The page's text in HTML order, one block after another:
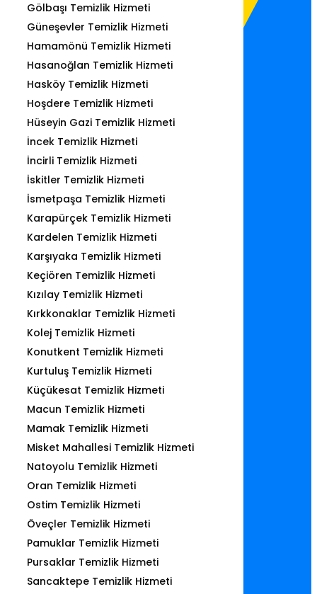
Gölbaşı Temizlik Hizmeti
Güneşevler Temizlik Hizmeti
Hamamönü Temizlik Hizmeti
Hasanoğlan Temizlik Hizmeti
Hasköy Temizlik Hizmeti
Hoşdere Temizlik Hizmeti
Hüseyin Gazi Temizlik Hizmeti
İncek Temizlik Hizmeti
İncirli Temizlik Hizmeti
İskitler Temizlik Hizmeti
İsmetpaşa Temizlik Hizmeti
Karapürçek Temizlik Hizmeti
Kardelen Temizlik Hizmeti
Karşıyaka Temizlik Hizmeti
Keçiören Temizlik Hizmeti
Kızılay Temizlik Hizmeti
Kırkkonaklar Temizlik Hizmeti
Kolej Temizlik Hizmeti
Konutkent Temizlik Hizmeti
Kurtuluş Temizlik Hizmeti
Küçükesat Temizlik Hizmeti
Macun Temizlik Hizmeti
Mamak Temizlik Hizmeti
Misket Mahallesi Temizlik Hizmeti
Natoyolu Temizlik Hizmeti
Oran Temizlik Hizmeti
Ostim Temizlik Hizmeti
Öveçler Temizlik Hizmeti
Pamuklar Temizlik Hizmeti
Pursaklar Temizlik Hizmeti
Sancaktepe Temizlik Hizmeti